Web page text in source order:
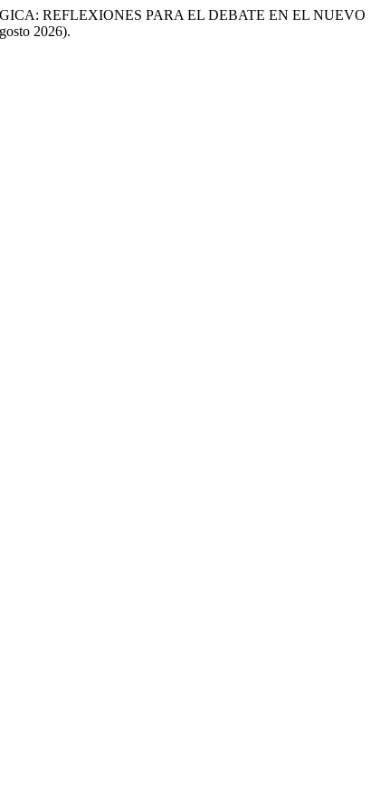
REFLEXIONES PARA EL DEBATE EN EL NUEVO
2026).